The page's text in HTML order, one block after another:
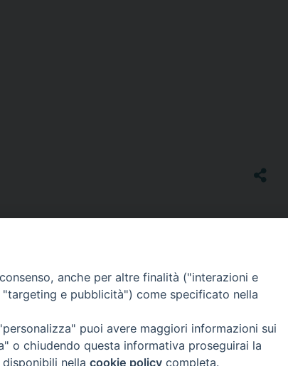
055 42 82 21anche per altre finalità ("interazioni e
e pubblicità") come specificato nella
puoi avere maggiori informazioni sui
o chiudendo questa informativa proseguirai la
nella cookie policy completa.